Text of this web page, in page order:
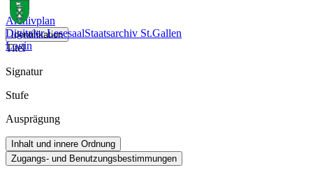
Digitaler LesesaalStaatsarchiv St.Gallen
Login
Archivplan
Identifikation
Titel
Signatur
Stufe
Ausprägung
Inhalt und innere Ordnung
Zugangs- und Benutzungsbestimmungen